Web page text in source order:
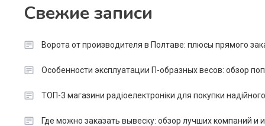
Свежие записи
Ворота от производителя в Полтаве: плюсы прямого
Особенности эксплуатации П-образных весов: обзор
ТОП-3 магазини радіоелектроніки для покупки
Где можно заказать вывеску: обзор лучших компаний и